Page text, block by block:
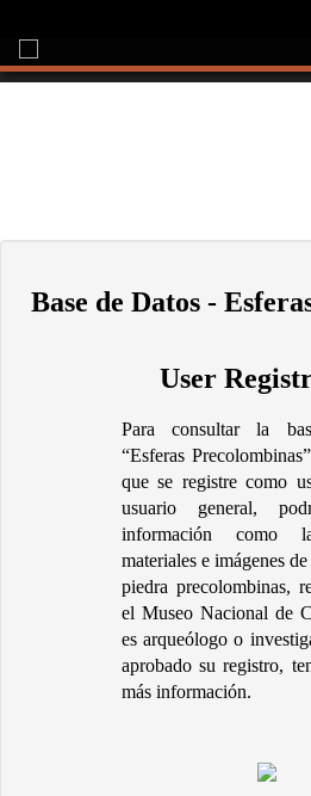
Base de Datos -
User
Para consultar la
“Esferas
que se registre como
usuario general,
información como
materiales e imágenes
piedra precolombinas,
el Museo Nacional de
es arqueólogo o investigador, una vez
aprobado su registro,
más información.